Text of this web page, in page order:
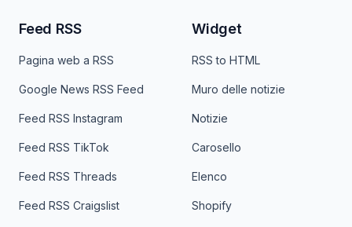
Feed RSS
Pagina web a RSS
Google News RSS Feed
Feed RSS Instagram
Feed RSS TikTok
Feed RSS Threads
Feed RSS Craigslist
Widget
RSS to HTML
Muro delle notizie
Notizie
Carosello
Elenco
Shopify